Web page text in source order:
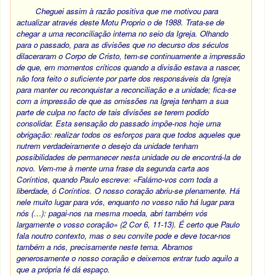
Cheguei assim à razão positiva que me motivou para
actualizar através deste Motu Proprio o de 1988. Trata-se de
chegar a uma reconciliação interna no seio da Igreja. Olhando
para o passado, para as divisões que no decurso dos séculos
dilaceraram o Corpo de Cristo, tem-se continuamente a impressão
de que, em momentos críticos quando a divisão estava a nascer,
não fora feito o suficiente por parte dos responsáveis da Igreja
para manter ou reconquistar a reconciliação e a unidade; fica-se
com a impressão de que as omissões na Igreja tenham a sua
parte de culpa no facto de tais divisões se terem podido
consolidar. Esta sensação do passado impõe-nos hoje uma
obrigação: realizar todos os esforços para que todos aqueles que
nutrem verdadeiramente o desejo da unidade tenham
possibilidades de permanecer nesta unidade ou de encontrá-la de
novo. Vem-me à mente uma frase da segunda carta aos
Coríntios, quando Paulo escreve: «Falámo-vos com toda a
liberdade, ó Coríntios. O nosso coração abriu-se plenamente. Há
nele muito lugar para vós, enquanto no vosso não há lugar para
nós (…): pagai-nos na mesma moeda, abri também vós
largamente o vosso coração» (2 Cor6, 11-13). É certo que Paulo
fala noutro contexto, mas o seu convite pode e deve tocar-nos
também a nós, precisamente neste tema. Abramos
generosamente o nosso coração e deixemos entrar tudo aquilo a
que a própria fé dá espaço.